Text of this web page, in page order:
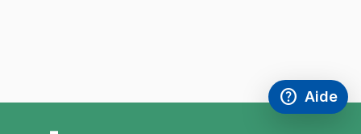
help
Accéder à
Aide
,Ce lien